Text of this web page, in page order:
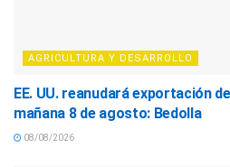
AGRICULTURA Y DESARROLLO
EE. UU. reanudará exportación
mañana 8 de agosto: Bedolla
08/08/2026